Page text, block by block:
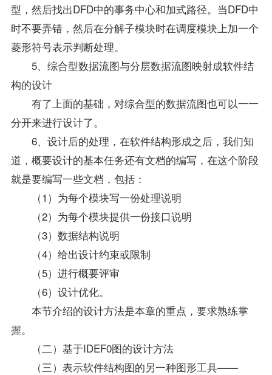
型，然后找出DFD中的事务中心和加式路径。当DFD中
时不要弄错，然后在分解子模块时在调度模块上加一个
菱形符号表示判断处理。
5、综合型数据流图与分层数据流图映射成软件结
构的设计
有了上面的基础，对综合型的数据流图也可以一一
分开来进行设计了。
6、设计后的处理，在软件结构形成之后，我们知
道，概要设计的基本任务还有文档的编写，在这个阶段
就是要编写一些文档，包括：
（1）为每个模块写一份处理说明
（2）为每个模块提供一份接口说明
（3）数据结构说明
（4）给出设计约束或限制
（5）进行概要评审
（6）设计优化。
本节介绍的设计方法是本章的重点，要求熟练掌
握。
（二）基于IDEF0图的设计方法
（三）表示软件结构图的另一种图形工具——